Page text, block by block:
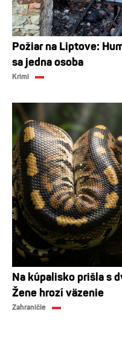
Požiar na Liptove:
sa jedna osoba
Krimi
Na kúpalisko prišla s
Žene hrozí väzenie
Zahraničie